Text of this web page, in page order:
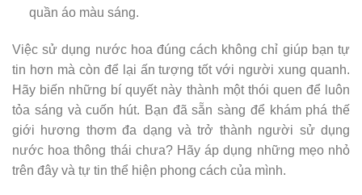
quần áo màu sáng.
Việc sử dụng nước hoa đúng cách không chỉ giúp bạn tự
tin hơn mà còn để lại ấn tượng tốt với người xung quanh.
Hãy biến những bí quyết này thành một thói quen để luôn
tỏa sáng và cuốn hút. Bạn đã sẵn sàng để khám phá thế
giới hương thơm đa dạng và trở thành người sử dụng
nước hoa thông thái chưa? Hãy áp dụng những mẹo nhỏ
trên đây và tự tin thể hiện phong cách của mình.